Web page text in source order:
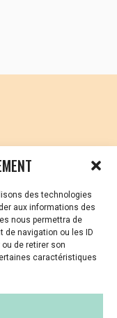
des technologies
aux informations des
nous permettra de
de navigation ou les ID
de retirer son
caractéristiques
La
et
en valeur
partageant la
aussi
pour
Lorient à
autour du
pour
l’avenir
ET
de VSS ? Ou
besoin de soutien